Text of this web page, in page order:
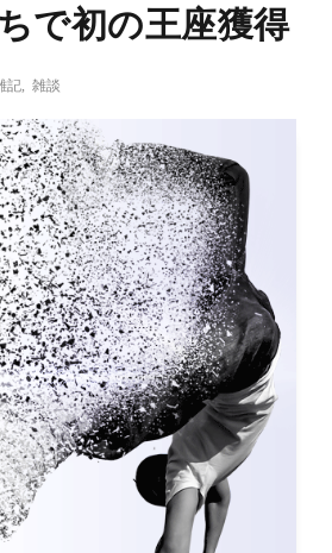
で初の王座獲得
記 雑談